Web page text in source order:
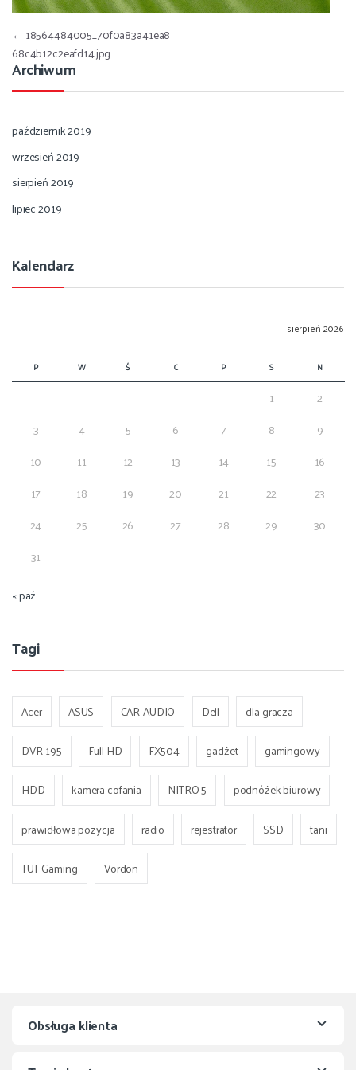
Nawigacja wpisu
← 18564484005_70f0a83a41ea8
68c4b12c2eafd14.jpg
Archiwum
październik 2019
wrzesień 2019
sierpień 2019
lipiec 2019
Kalendarz
sierpień 2026
P W Ś C P S N
1
2
3
4 5 6 7 8
9
10
11 12 13 14 15
16
17
18 19 20 21 22
23
24
25 26 27 28 29
30
31
« paź
Tagi
Acer ASUS CAR-AUDIO Dell
dla gracza
DVR-195
Full HD FX504 gadżet
gamingowy
HDD
kamera cofania NITRO 5
podnóżek biurowy
prawidłowa pozycja
radio rejestrator SSD
tani
TUF Gaming
Vordon
Obsługa klienta